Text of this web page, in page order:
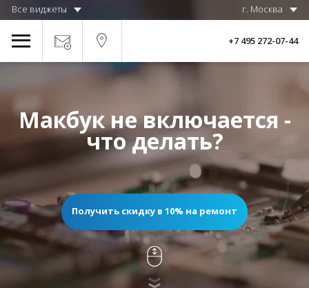
Все виджеты г. Москва
+7 495 272-07-44
Макбук не включается -
что делать?
Получить скидку в 10% на ремонт